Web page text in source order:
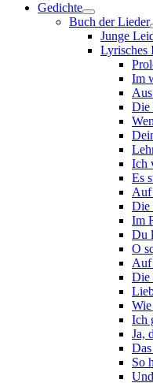
Gedichte
Buch der Lieder
Junge
Lyrisches
Im
Die
Ich
Es
Auf
Die
Im
Du
O
Auf
Die
Ich
Ja,
So